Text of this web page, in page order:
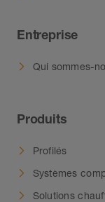
Entreprise
Qui sommes-
Produits
Profilés
Systèmes
Solutions